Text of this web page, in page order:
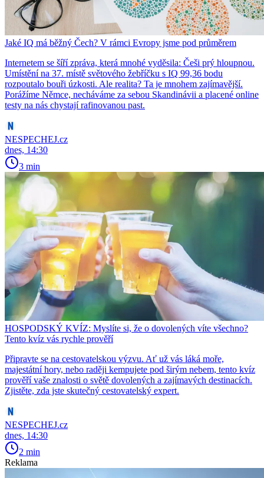
Jaké IQ má běžný Čech? V rámci Evropy jsme pod průměrem
Internetem se šíří zpráva, která mnohé vyděsila: Češi prý hloupnou.
Umístění na 37. místě světového žebříčku s IQ 99,36 bodu
rozpoutalo bouři úzkosti. Ale realita? Ta je mnohem zajímavější.
Porážíme Němce, necháváme za sebou Skandinávii a placené online
testy na nás chystají rafinovanou past.
NESPECHEJ.cz
dnes, 14:30
3 min
HOSPODSKÝ KVÍZ: Myslíte si, že o dovolených víte všechno?
Tento kvíz vás rychle prověří
Připravte se na cestovatelskou výzvu. Ať už vás láká moře,
majestátní hory, nebo raději kempujete pod širým nebem, tento kvíz
prověří vaše znalosti o světě dovolených a zajímavých destinacích.
Zjistěte, zda jste skutečný cestovatelský expert.
NESPECHEJ.cz
dnes, 14:30
2 min
Reklama